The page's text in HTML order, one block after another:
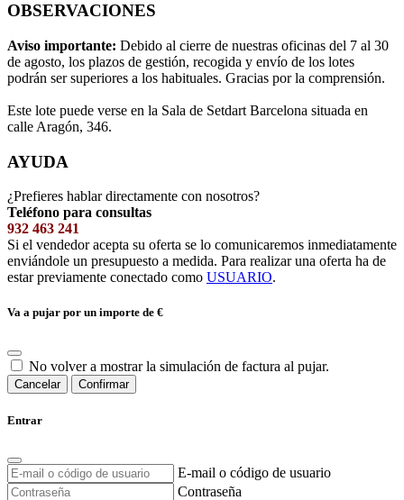
OBSERVACIONES
Aviso importante: Debido al cierre de nuestras oficinas del 7 al 30
de agosto, los plazos de gestión, recogida y envío de los lotes
podrán ser superiores a los habituales. Gracias por la comprensión.
Este lote puede verse en la Sala de Setdart Barcelona situada en
calle Aragón, 346.
AYUDA
¿Prefieres hablar directamente con nosotros?
Teléfono para consultas
932 463 241
Si el vendedor acepta su oferta se lo comunicaremos inmediatamente
enviándole un presupuesto a medida. Para realizar una oferta ha de
estar previamente conectado como USUARIO.
Va a pujar por un importe de €
No volver a mostrar la simulación de factura al pujar.
Cancelar Confirmar
Entrar
E-mail o código de usuario
Contraseña